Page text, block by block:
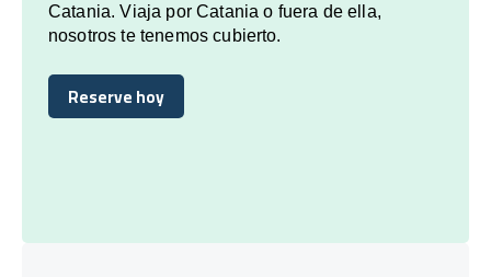
Catania. Viaja por Catania o fuera de ella,
nosotros te tenemos cubierto.
Reserve hoy
Reserve hoy